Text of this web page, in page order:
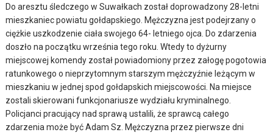
Do aresztu śledczego w Suwałkach został doprowadzony 28-letni
mieszkaniec powiatu gołdapskiego. Mężczyzna jest podejrzany o
ciężkie uszkodzenie ciała swojego 64- letniego ojca. Do zdarzenia
doszło na początku września tego roku. Wtedy to dyżurny
miejscowej komendy został powiadomiony przez załogę pogotowia
ratunkowego o nieprzytomnym starszym mężczyźnie leżącym w
mieszkaniu w jednej spod gołdapskich miejscowości. Na miejsce
zostali skierowani funkcjonariusze wydziału kryminalnego.
Policjanci pracujący nad sprawą ustalili, że sprawcą całego
zdarzenia może być Adam Sz. Mężczyzna przez pierwsze dni